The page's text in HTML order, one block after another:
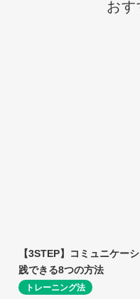
お
【3STEP】コミュニケー
践できる8つの方法
トレーニング法